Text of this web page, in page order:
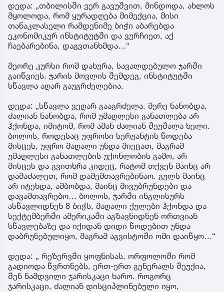
დედა: „თბილისში ვერ გავუშვით, მინდოდა, ახლოს
მყოლოდა, რომ ყურადღება მიმექცია, მისი
თანაკლასელი რამდენიმე ბიჭი აბარებდა
ეკონომიკურ ინსტიტუტში და ვურჩიეთ, აქ
ჩაებარებინა, დაგვთანხმდა…“
მეორე კურსი რომ დახურა, სავალდებულო ჯარში
გაიწვიეს. ჯარის მოვლის შემდეგ, ინსტიტუტში
სწავლა აღარ გაუგრძელებია.
დედა: „სწავლა ვეღარ გააგრძელა. მერე ნანობდა,
ძალიან ნანობდა, რომ უმაღლესი განათლება არ
ჰქონდა, იმიტომ, რომ ამან ძალიან შეუშალა ხელი.
ბოლოს, როდესაც უფროსი სერჟანტის წოდება
მისცეს, უფრო მაღალი უნდა მიეცათ, მაგრამ
უმაღლესი განათლების უქონლობის გამო, არ
მისცეს და გვითხრა კიდეც, რატომ თქვენ მაინც არ
დამაძალეთ, რომ დამემთავრებინაო. გულს მაინც
არ იტეხდა, ამბობდა, მაინც მივუბრუნდები და
დავამთავრებო… ბოლოს, ჯარში ინგლისურს
ასწავლიდნენ 8 ბიჭს, მაღალი ქულები ჰქონდა და
სექტემბერში ამერიკაში აგზავნიდნენ ორთვიან
სწავლებაზე და იქიდან დიდი წოდებით უნდა
დაბრუნებულიყო, მაგრამ აგვისტოში ომი დაიწყო…“
დედა: „ რეზერვში ყოფნისას, ორფოლოში რომ
გადიოდა წვრთნებს, ერთ-ერთ გენერალს შეუქია,
შენ ნამდვილი ჯარისკაცი ხარო. როგორც
ჯარისკაცი, ძალიან დისციპლინებული იყო,